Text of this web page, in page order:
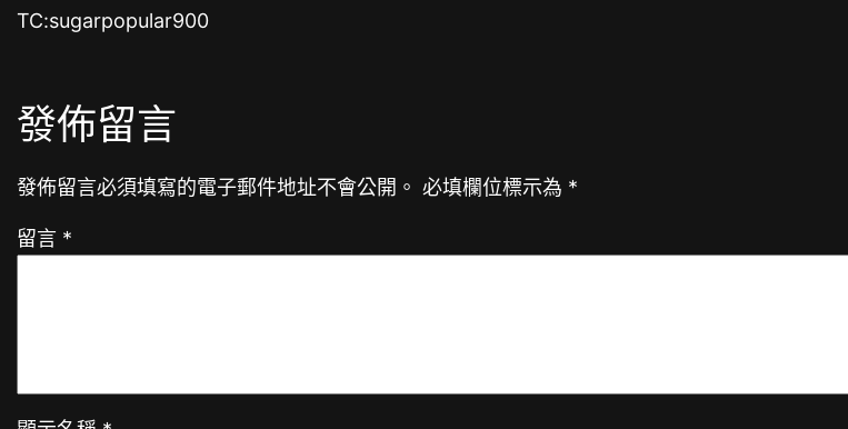
TC:sugarpopular900
發佈留言
發佈留言必須填寫的電子郵件地址不會公開。 必填欄位標示為 *
留言 *